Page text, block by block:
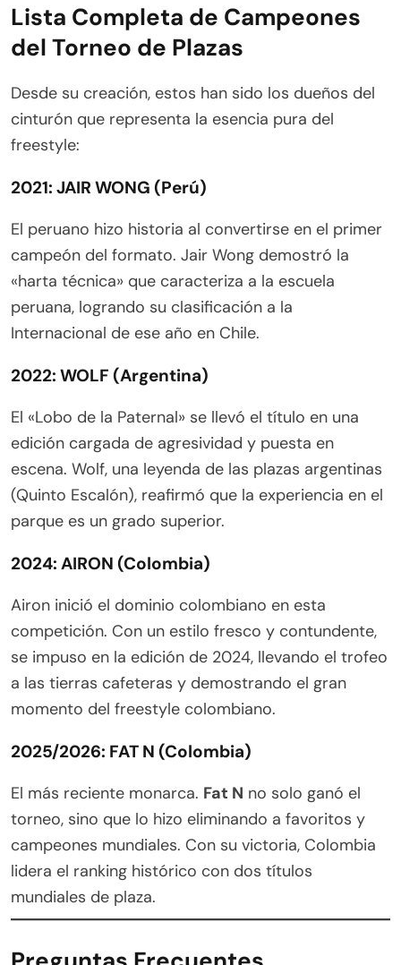
Lista Completa de Campeones
del Torneo de Plazas
Desde su creación, estos han sido los dueños del
cinturón que representa la esencia pura del
freestyle:
2021: JAIR WONG (Perú)
El peruano hizo historia al convertirse en el primer
campeón del formato. Jair Wong demostró la
«harta técnica» que caracteriza a la escuela
peruana, logrando su clasificación a la
Internacional de ese año en Chile.
2022: WOLF (Argentina)
El «Lobo de la Paternal» se llevó el título en una
edición cargada de agresividad y puesta en
escena. Wolf, una leyenda de las plazas argentinas
(Quinto Escalón), reafirmó que la experiencia en el
parque es un grado superior.
2024: AIRON (Colombia)
Airon inició el dominio colombiano en esta
competición. Con un estilo fresco y contundente,
se impuso en la edición de 2024, llevando el trofeo
a las tierras cafeteras y demostrando el gran
momento del freestyle colombiano.
2025/2026: FAT N (Colombia)
El más reciente monarca. Fat N no solo ganó el
torneo, sino que lo hizo eliminando a favoritos y
campeones mundiales. Con su victoria, Colombia
lidera el ranking histórico con dos títulos
mundiales de plaza.